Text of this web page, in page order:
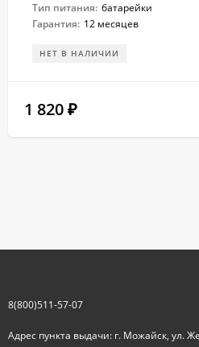
Тип питания: батарейки
Гарантия: 12 месяцев
НЕТ В НАЛИЧИИ
1 820 ₽
8(800)511-57-07
Адрес пункта выдачи: г. Можайск, ул.